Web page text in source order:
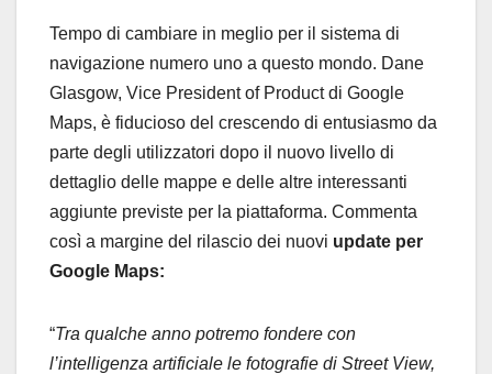
Tempo di cambiare in meglio per il sistema di
navigazione numero uno a questo mondo. Dane
Glasgow, Vice President of Product di Google
Maps, è fiducioso del crescendo di entusiasmo da
parte degli utilizzatori dopo il nuovo livello di
dettaglio delle mappe e delle altre interessanti
aggiunte previste per la piattaforma. Commenta
così a margine del rilascio dei nuovi update per
Google Maps:
“Tra qualche anno potremo fondere con
l’intelligenza artificiale le fotografie di Street View,